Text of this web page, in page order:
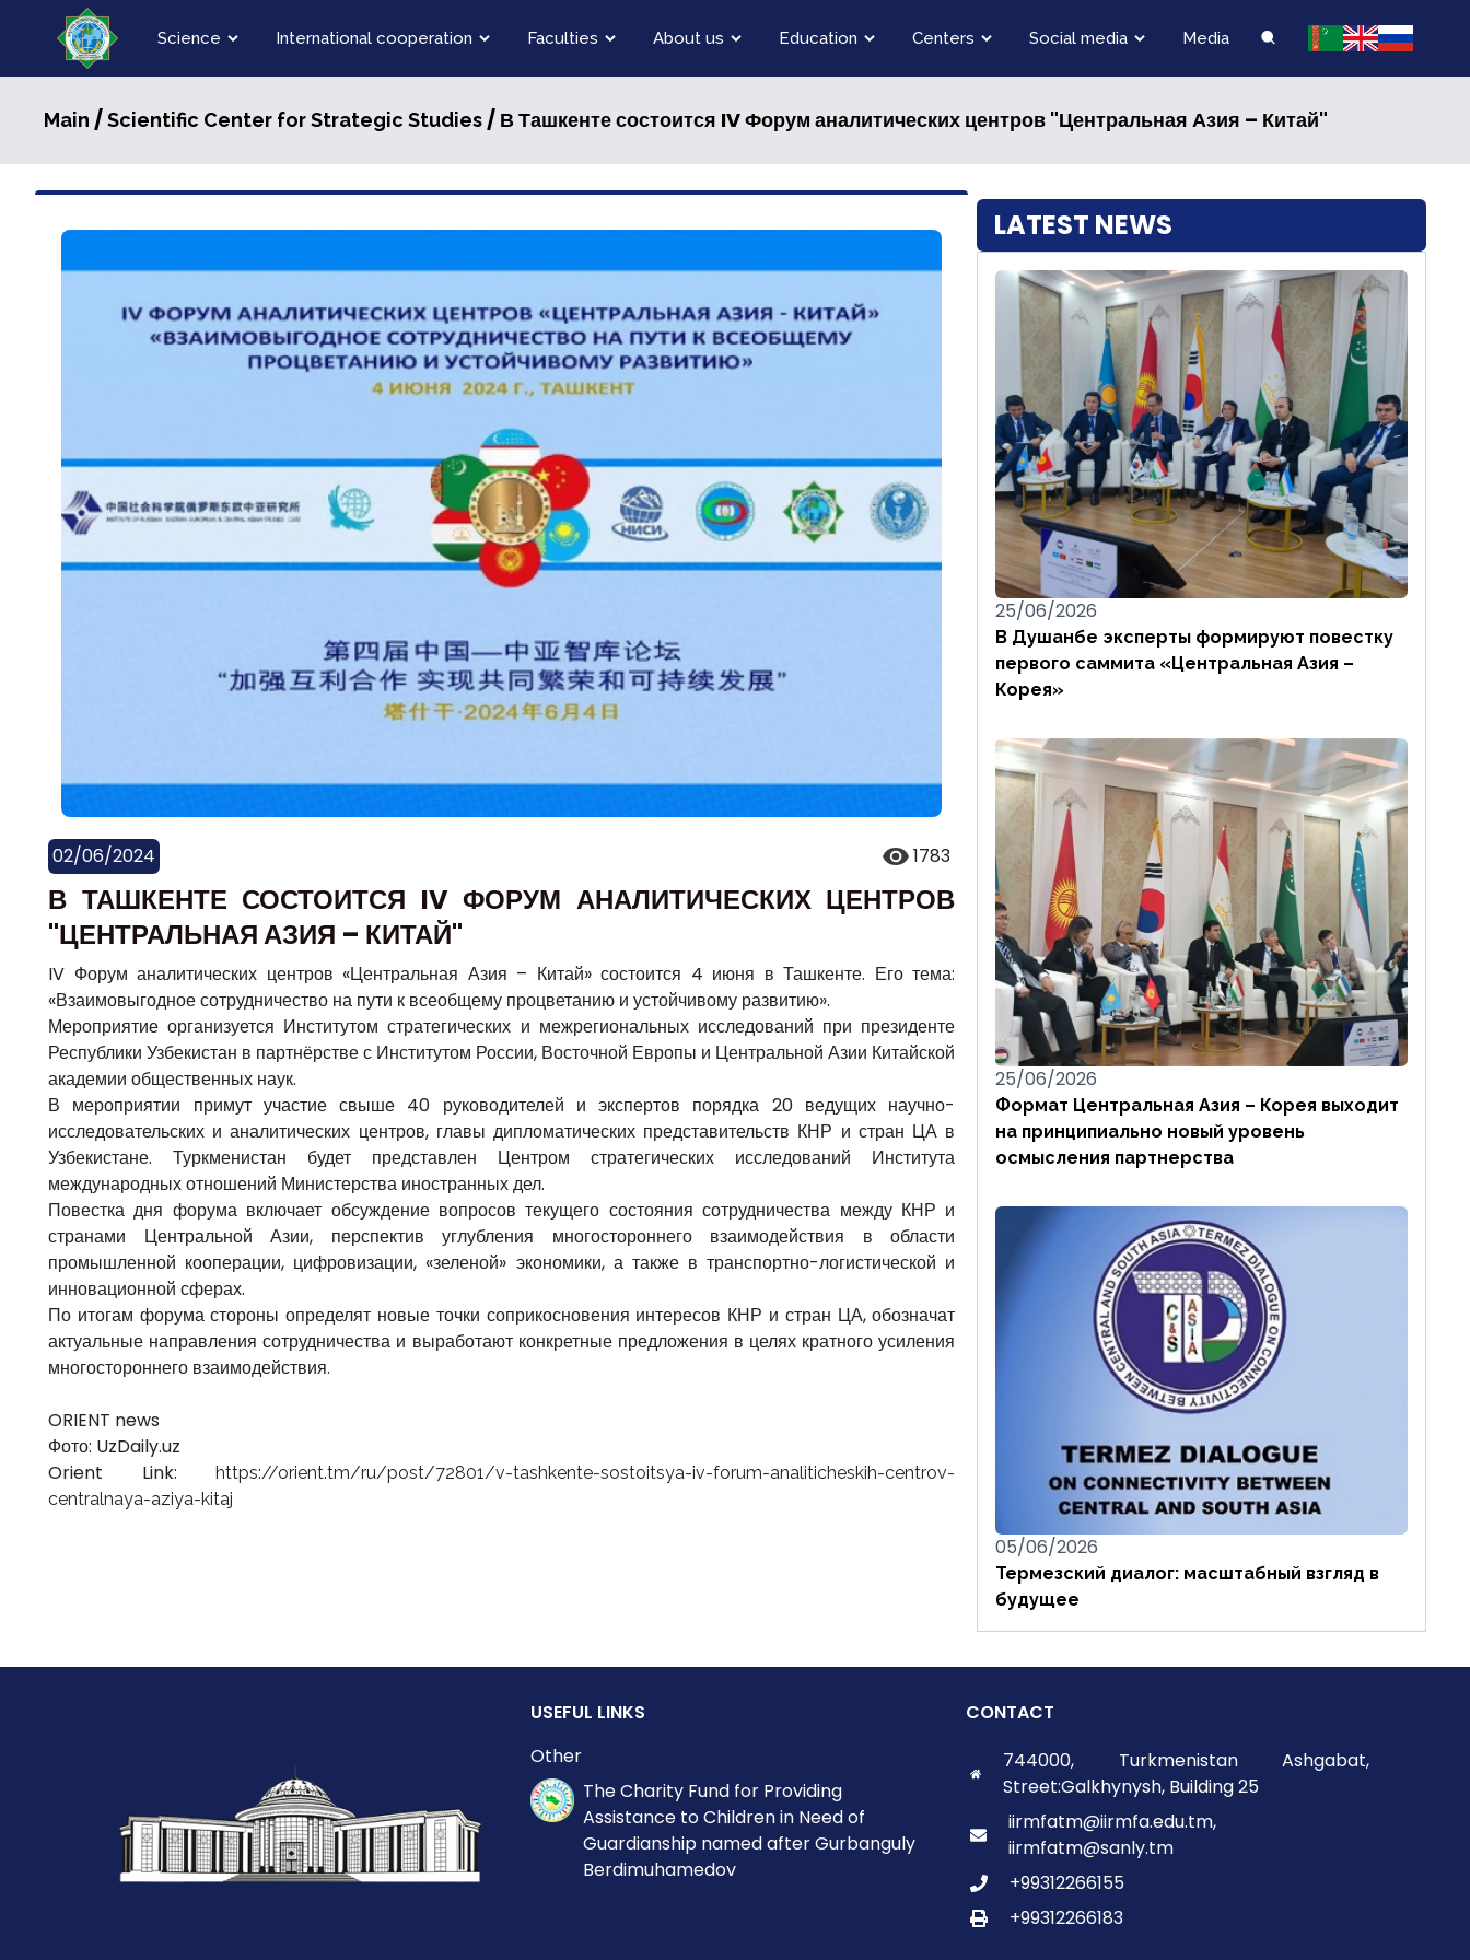
Science International cooperation Faculties About us Education Centers Social media Media
Main /Scientific Center for Strategic Studies/ В Ташкенте состоится IV Форум аналитических центров "Центральная Азия – Китай"
02/06/2024 1783
В ТАШКЕНТЕ СОСТОИТСЯ IV ФОРУМ АНАЛИТИЧЕСКИХ ЦЕНТРОВ
"ЦЕНТРАЛЬНАЯ АЗИЯ – КИТАЙ"
IV Форум аналитических центров «Центральная Азия – Китай» состоится 4 июня в Ташкенте. Его тема:
«Взаимовыгодное сотрудничество на пути к всеобщему процветанию и устойчивому развитию».
Мероприятие организуется Институтом стратегических и межрегиональных исследований при президенте
Республики Узбекистан в партнёрстве с Институтом России, Восточной Европы и Центральной Азии Китайской
академии общественных наук.
В мероприятии примут участие свыше 40 руководителей и экспертов порядка 20 ведущих научно-
исследовательских и аналитических центров, главы дипломатических представительств КНР и стран ЦА в
Узбекистане. Туркменистан будет представлен Центром стратегических исследований Института
международных отношений Министерства иностранных дел.
Повестка дня форума включает обсуждение вопросов текущего состояния сотрудничества между КНР и
странами Центральной Азии, перспектив углубления многостороннего взаимодействия в области
промышленной кооперации, цифровизации, «зеленой» экономики, а также в транспортно-логистической и
инновационной сферах.
По итогам форума стороны определят новые точки соприкосновения интересов КНР и стран ЦА, обозначат
актуальные направления сотрудничества и выработают конкретные предложения в целях кратного усиления
многостороннего взаимодействия.
ORIENT news
Фото: UzDaily.uz
Orient Link:https://orient.tm/ru/post/72801/v-tashkente-sostoitsya-iv-forum-analiticheskih-centrov-
centralnaya-aziya-kitaj
LATEST NEWS
25/06/2026
В Душанбе эксперты формируют повестку
первого саммита «Центральная Азия –
Корея»
25/06/2026
Формат Центральная Азия – Корея выходит
на принципиально новый уровень
осмысления партнерства
05/06/2026
Термезский диалог: масштабный взгляд в
будущее
USEFUL LINKS
Other
The Charity Fund for Providing
Assistance to Children in Need of
Guardianship named after Gurbanguly
Berdimuhamedov
CONTACT
744000, Turkmenistan Ashgabat,
Street:Galkhynysh, Building 25
iirmfatm@iirmfa.edu.tm,
iirmfatm@sanly.tm
+99312266155
+99312266183